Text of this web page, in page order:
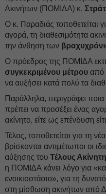
Ακινήτων (ΠΟΜΙΔΑ) κ.
Ο κ. Παραδιάς τοποθετείται
αγορά, τη διαθεσιμότητα
την άνθηση των
Ο πρόεδρος της ΠΟΜΙΔΑ
συγκεκριμένου μέτρου από
να αυξήσει κατά πολύ τα
Παράλληλα, περιγράφει ποια
πρέπει να προσέξει ένας
ακίνητο, είτε ως επένδυση
Τέλος, τοποθετείται για τη
βρίσκονται αντιμέτωποι οι
αύξησης του Τέλους
η ΠΟΜΙΔΑ κάνει λόγο για
ενοικιοστάσιο», για τη
στη μίσθωση ακινήτων από